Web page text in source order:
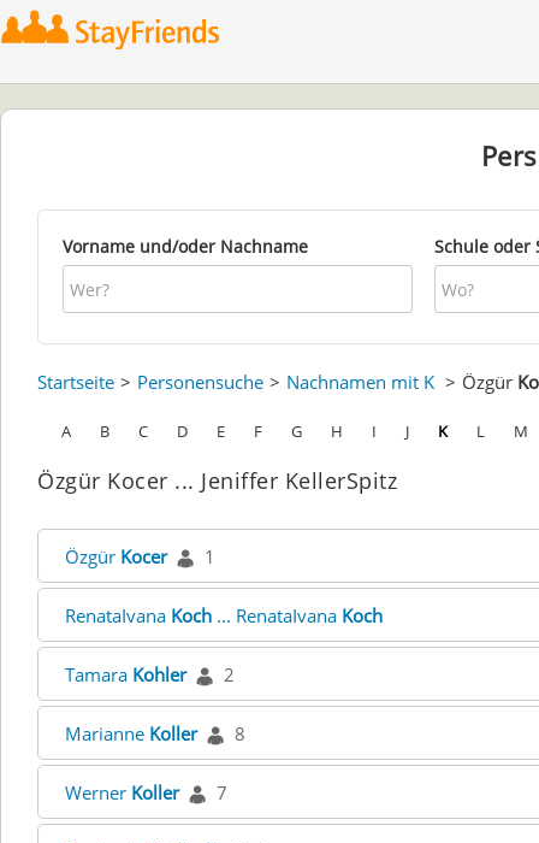
Vorname und/oder Nachname Schule oder
Startseite Personensuche Nachnamen mit K Özgür
A B C D E F G H I J K L M
Özgür Kocer ... Jeniffer KellerSpitz
Özgür Kocer 1
RenataIvana Koch ... RenataIvana Koch
Tamara Kohler 2
Marianne Koller 8
Werner Koller 7